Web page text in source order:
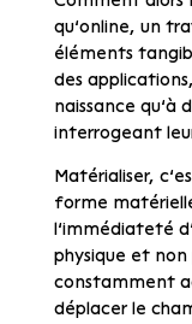
qu’online, un
éléments
des
naissance qu’à
interrogeant
Matérialiser,
forme
l’immédiateté
physique et
constamment
déplacer le